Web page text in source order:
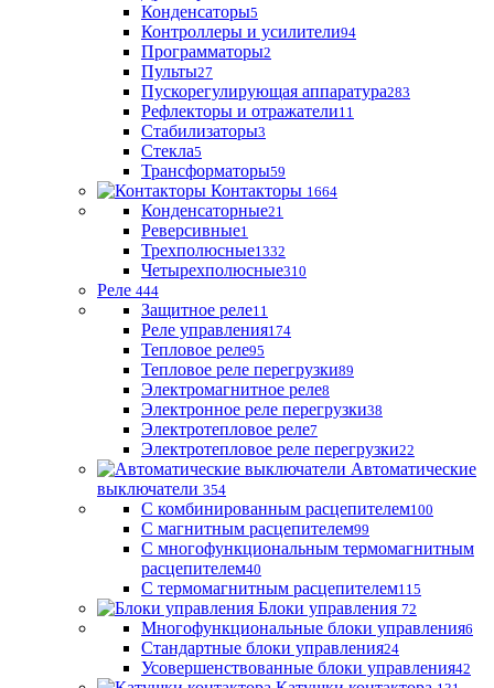
Конденсаторы5
Контроллеры и усилители94
Программаторы2
Пульты27
Пускорегулирующая аппаратура283
Рефлекторы и отражатели11
Стабилизаторы3
Стекла5
Трансформаторы59
Контакторы 1664
Конденсаторные21
Реверсивные1
Трехполюсные1332
Четырехполюсные310
Реле 444
Защитное реле11
Реле управления174
Тепловое реле95
Тепловое реле перегрузки89
Электромагнитное реле8
Электронное реле перегрузки38
Электротепловое реле7
Электротепловое реле перегрузки22
Автоматические
выключатели 354
С комбинированным расцепителем100
С магнитным расцепителем99
С многофункциональным термомагнитным
расцепителем40
С термомагнитным расцепителем115
Блоки управления 72
Многофункциональные блоки управления6
Стандартные блоки управления24
Усовершенствованные блоки управления42